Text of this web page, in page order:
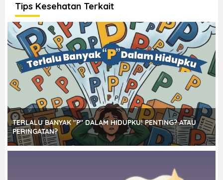
Tips Kesehatan Terkait
TERLALU BANYAK "P" DALAM HIDUPKU! PENTING? ATAU
PERINGATAN?